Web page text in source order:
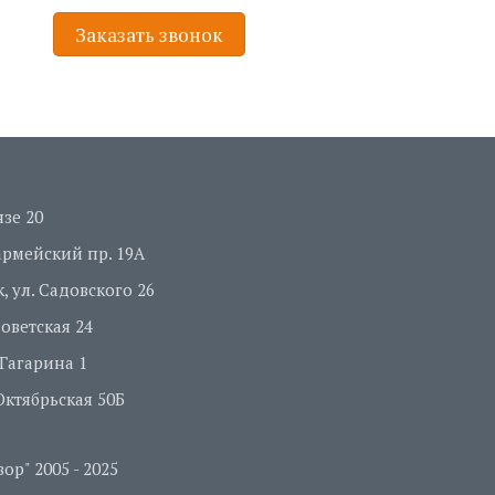
Заказать звонок
20
пр. 19А
ул. Садовского 26
24
1
50Б
2005 - 2025